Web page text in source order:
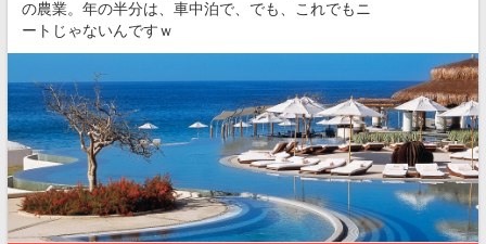
の農業。年の半分は、車中泊で、でも、これでもニ
ートじゃないんですｗ